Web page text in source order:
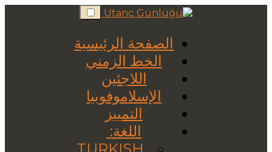
Skip
to
الصفحة الرئيسية
الخط الزمني
اللاجئين
الإسلاموفوبيا
التمييز
اللغة: